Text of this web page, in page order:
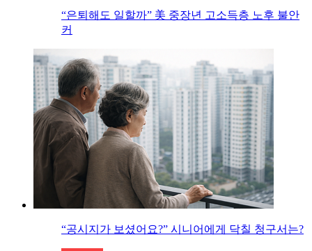
“은퇴해도 일할까” 美 중장년 고소득층 노후 불안
커
“공시지가 보셨어요?” 시니어에게 닥칠 청구서는?